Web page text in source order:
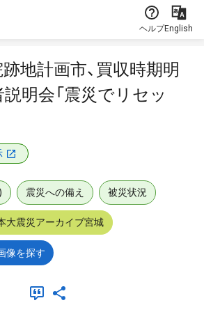
ヘルプEnglish
地計画市、買収時期明
明会「震災でリセッ
震災への備え 被災状況
大震災アーカイブ宮城
像を探す